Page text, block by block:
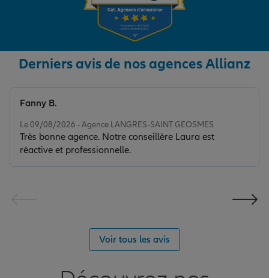
Derniers avis de nos agences Allianz
Le 09/08/2026 - Agence LANGRES-SAINT GEOSMES
Très bonne agence. Notre conseillère Laura est
réactive et professionnelle.
Fanny B.
Voir tous les avis